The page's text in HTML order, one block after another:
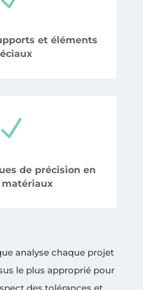
et éléments
N
de précision en
analyse chaque projet
le plus approprié pour